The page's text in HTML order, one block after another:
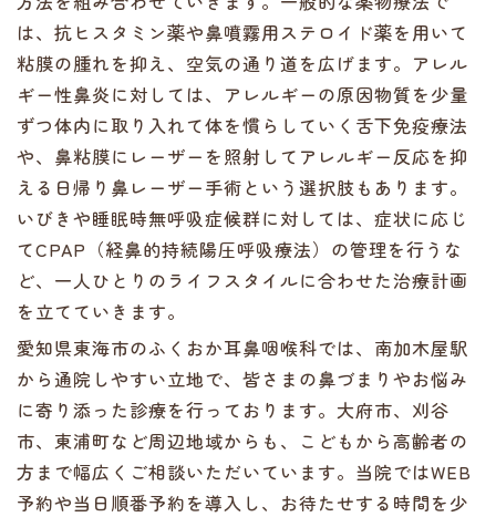
は、抗ヒスタミン薬や鼻噴霧用ステロイド薬を用いて
粘膜の腫れを抑え、空気の通り道を広げます。アレル
ギー性鼻炎に対しては、アレルギーの原因物質を少量
ずつ体内に取り入れて体を慣らしていく舌下免疫療法
や、鼻粘膜にレーザーを照射してアレルギー反応を抑
える日帰り鼻レーザー手術という選択肢もあります。
いびきや睡眠時無呼吸症候群に対しては、症状に応じ
てCPAP（経鼻的持続陽圧呼吸療法）の管理を行うな
ど、一人ひとりのライフスタイルに合わせた治療計画
を立てていきます。
愛知県東海市のふくおか耳鼻咽喉科では、南加木屋駅
から通院しやすい立地で、皆さまの鼻づまりやお悩み
に寄り添った診療を行っております。大府市、刈谷
市、東浦町など周辺地域からも、こどもから高齢者の
方まで幅広くご相談いただいています。当院ではWEB
予約や当日順番予約を導入し、お待たせする時間を少